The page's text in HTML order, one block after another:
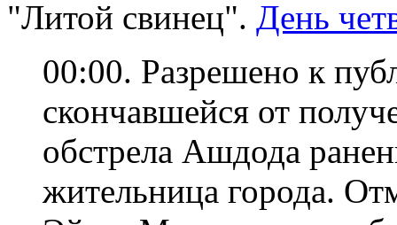
"Литой свинец". День
00:00. Разрешено к
скончавшейся от
обстрела Ашдода
жительница города.